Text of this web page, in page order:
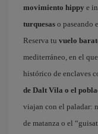
movimiento hippy e
turquesas o paseando
Reserva tu vuelo
mediterráneo, en el
histórico de enclaves
de Dalt Vila o el
viajan con el paladar:
de matanza o el